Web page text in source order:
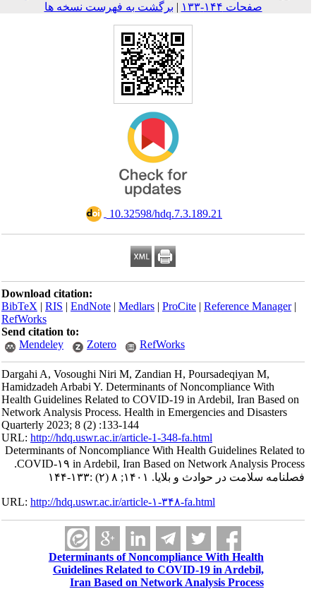
صفحات ۱۴۴-۱۳۳
| برگشت به فهرست نسخه ها
‎ 10.32598/hdq.7.3.189.21
Download citation:
BibTeX|RIS|EndNote|Medlars|ProCite|Reference Manager
RefWorks
Send citation to:
Mendeley
Zotero RefWorks
Dargahi A, Vosoughi Niri M, Zandian H, Poursadeqiyan M,
Hamidzadeh Arbabi Y. Determinants of Noncompliance With
Health Guidelines Related to COVID-19 in Ardebil, Iran Based on
Network Analysis Process. Health in Emergencies and Disasters
Quarterly 2023; 8 (2) :133-144
URL:http://hdq.uswr.ac.ir/article-1-348-fa.html
Determinants of Noncompliance With Health Guidelines Related to
COVID-۱۹ in Ardebil, Iran Based on Network Analysis Process.
فصلنامه سلامت در حوادث و بلایا. ۱۴۰۱; ۸ (۲) :۱۳۳-۱۴۴
URL:http://hdq.uswr.ac.ir/article-۱-۳۴۸-fa.html
Determinants of Noncompliance With Health
Guidelines Related to COVID-19 in Ardebil,
Iran Based on Network Analysis Process